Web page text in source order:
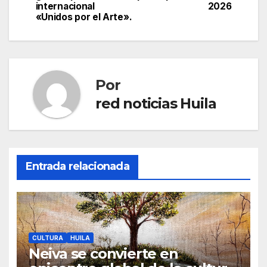
entradas
2026
internacional
«Unidos por el Arte».
Por
red noticias Huila
Entrada relacionada
CULTURA HUILA
Neiva se convierte en